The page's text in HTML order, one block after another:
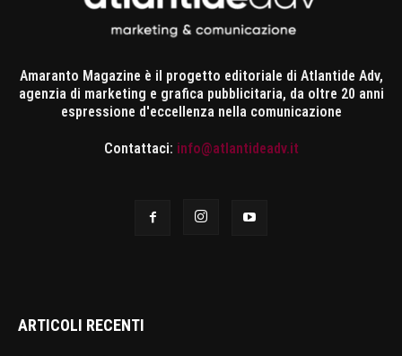
Amaranto Magazine è il progetto editoriale di Atlantide Adv,
agenzia di marketing e grafica pubblicitaria, da oltre 20 anni
espressione d'eccellenza nella comunicazione
Contattaci: info@atlantideadv.it
ARTICOLI RECENTI